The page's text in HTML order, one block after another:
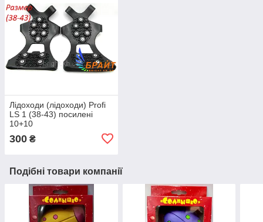
Лідоходи (лідоходи) Profi
LS 1 (38-43) посилені
10+10
300 ₴
Подібні товари компанії